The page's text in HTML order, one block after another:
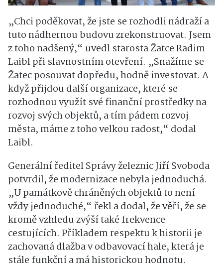
„Chci poděkovat, že jste se rozhodli nádraží a
tuto nádhernou budovu zrekonstruovat. Jsem
z toho nadšený,“ uvedl starosta Žatce Radim
Laibl při slavnostním otevření. „Snažíme se
Žatec posouvat dopředu, hodně investovat. A
když přijdou další organizace, které se
rozhodnou využít své finanční prostředky na
rozvoj svých objektů, a tím pádem rozvoj
města, máme z toho velkou radost,“ dodal
Laibl.
Generální ředitel Správy železnic Jiří Svoboda
potvrdil, že modernizace nebyla jednoduchá.
„U památkově chráněných objektů to není
vždy jednoduché,“ řekl a dodal, že věří, že se
kromě vzhledu zvýší také frekvence
cestujících. Příkladem respektu k historii je
zachovaná dlažba v odbavovací hale, která je
stále funkční a má historickou hodnotu.